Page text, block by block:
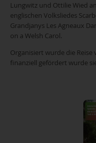
Lungwitz und Ottilie Wied
englischen Volksliedes
Grandjanys Les Agneaux
on a Welsh Carol.
Organisiert wurde die Reise
finanziell gefördert wurde